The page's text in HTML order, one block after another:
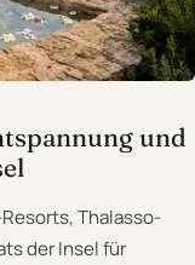
und
Thalasso-
der Insel für